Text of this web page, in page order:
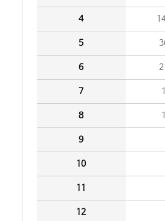
4
5
6
7
8
9
10
11
12